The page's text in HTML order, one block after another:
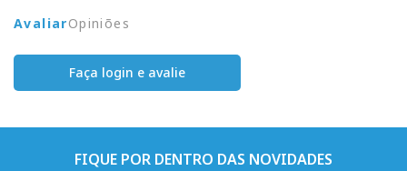
AvaliarOpiniões
Faça login e avalie
FIQUE POR DENTRO DAS NOVIDADES